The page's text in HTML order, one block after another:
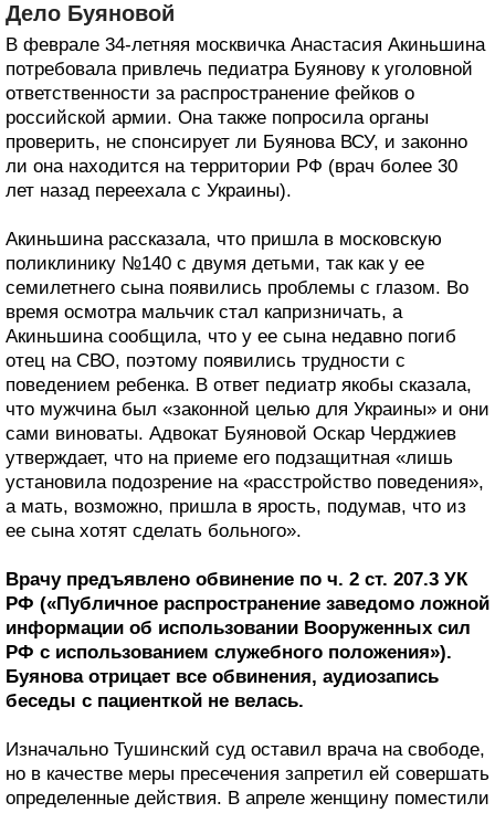
Дело Буяновой
В феврале 34-летняя москвичка Анастасия Акиньшина
потребовала привлечь педиатра Буянову к уголовной
ответственности за распространение фейков о
российской армии. Она также попросила органы
проверить, не спонсирует ли Буянова ВСУ, и законно
ли она находится на территории РФ (врач более 30
лет назад переехала с Украины).
Акиньшина рассказала, что пришла в московскую
поликлинику №140 с двумя детьми, так как у ее
семилетнего сына появились проблемы с глазом. Во
время осмотра мальчик стал капризничать, а
Акиньшина сообщила, что у ее сына недавно погиб
отец на СВО, поэтому появились трудности с
поведением ребенка. В ответ педиатр якобы сказала,
что мужчина был «законной целью для Украины» и они
сами виноваты. Адвокат Буяновой Оскар Черджиев
утверждает, что на приеме его подзащитная «лишь
установила подозрение на «расстройство поведения»,
а мать, возможно, пришла в ярость, подумав, что из
ее сына хотят сделать больного».
Врачу предъявлено обвинение по ч. 2 ст. 207.3 УК
РФ («Публичное распространение заведомо ложной
информации об использовании Вооруженных сил
РФ с использованием служебного положения»).
Буянова отрицает все обвинения, аудиозапись
беседы с пациенткой не велась.
Изначально Тушинский суд оставил врача на свободе,
но в качестве меры пресечения запретил ей совершать
определенные действия. В апреле женщину поместили